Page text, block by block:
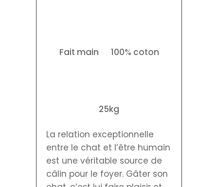
Fait main 100% coton
25kg
La relation exceptionnelle
entre le chat et l’être humain
est une véritable source de
câlin pour le foyer. Gâter son